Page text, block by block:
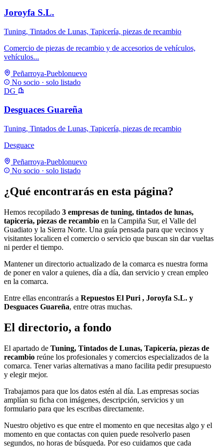
Joroyfa S.L.
Tuning, Tintados de Lunas, Tapicería, piezas de recambio
Comercio de piezas de recambio y de accesorios de vehículos,
vehículos...
Peñarroya-Pueblonuevo
No socio · solo listado
DG
Desguaces Guareña
Tuning, Tintados de Lunas, Tapicería, piezas de recambio
Desguace
Peñarroya-Pueblonuevo
No socio · solo listado
¿Qué encontrarás en esta página?
Hemos recopilado 3 empresas de tuning, tintados de lunas,
tapicería, piezas de recambio en la Campiña Sur, el Valle del
Guadiato y la Sierra Norte. Una guía pensada para que vecinos y
visitantes localicen el comercio o servicio que buscan sin dar vueltas
ni perder el tiempo.
Mantener un directorio actualizado de la comarca es nuestra forma
de poner en valor a quienes, día a día, dan servicio y crean empleo
en la comarca.
Entre ellas encontrarás a Repuestos El Puri , Joroyfa S.L. y
Desguaces Guareña, entre otras muchas.
El directorio, a fondo
El apartado de Tuning, Tintados de Lunas, Tapicería, piezas de
recambio reúne los profesionales y comercios especializados de la
comarca. Tener varias alternativas a mano facilita pedir presupuesto
y elegir mejor.
Trabajamos para que los datos estén al día. Las empresas socias
amplían su ficha con imágenes, descripción, servicios y un
formulario para que les escribas directamente.
Nuestro objetivo es que entre el momento en que necesitas algo y el
momento en que contactas con quien puede resolverlo pasen
segundos, no horas de búsqueda. Por eso cuidamos que cada